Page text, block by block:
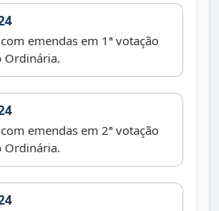
emendas em 1ª votação
Ordinária.
emendas em 2ª votação
Ordinária.